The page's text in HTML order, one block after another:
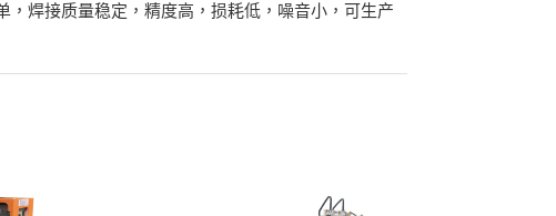
焊接质量稳定，精度高，损耗低，噪音小，可生产